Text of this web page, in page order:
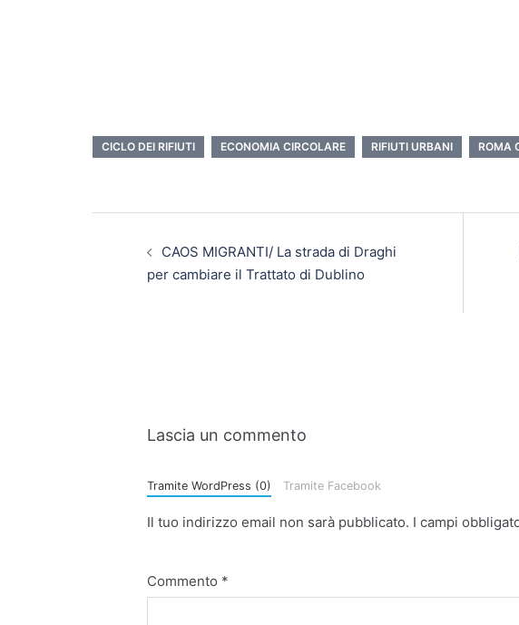
CICLO DEI RIFIUTI ECONOMIA CIRCOLARE RIFIUTI URBANI ROMA
CAOS MIGRANTI/ La strada di Draghi
per cambiare il Trattato di Dublino
Lascia un commento
Tramite WordPress (0) Tramite Facebook
Il tuo indirizzo email non sarà pubblicato. I campi
Commento *